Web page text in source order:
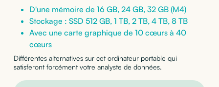
D'une mémoire de 16 GB, 24 GB, 32 GB (M4)
Stockage : SSD 512 GB, 1 TB, 2 TB, 4 TB, 8 TB
Avec une carte graphique de 10 cœurs à 40
cœurs
Différentes alternatives sur cet ordinateur portable qui
satisferont forcément votre analyste de données.